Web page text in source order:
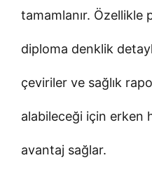
tamamlanır. Özellikle
diploma denklik
çeviriler ve sağlık
alabileceği için erken
avantaj sağlar.